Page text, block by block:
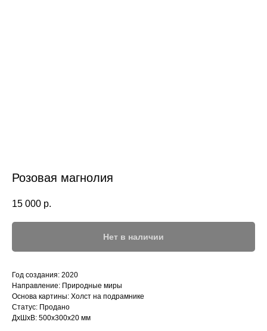
Розовая магнолия
15 000 р.
Нет в наличии
Год создания: 2020
Направление: Природные миры
Основа картины: Холст на подрамнике
Статус: Продано
ДxШxВ: 500x300x20 мм